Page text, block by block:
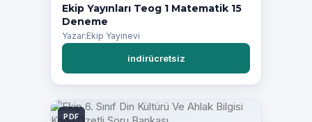
Ekip Yayınları Teog 1 Matematik 15
Deneme
Yazar:Ekip Yayınevi
indirücretsiz
PDF